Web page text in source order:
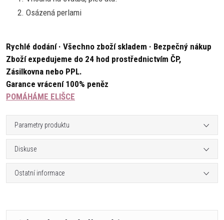
Osázená perlami
Rychlé dodání · Všechno zboží skladem · Bezpečný nákup
Zboží expedujeme do 24 hod prostřednictvím ČP,
Zásilkovna nebo PPL.
Garance vrácení 100% peněz
POMÁHÁME ELIŠCE
Parametry produktu
Diskuse
Ostatní informace